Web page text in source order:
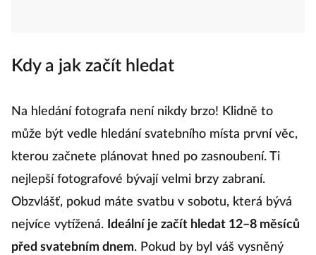
Kdy a jak začít hledat
Na hledání fotografa není nikdy brzo! Klidně to
může být vedle hledání svatebního místa první věc,
kterou začnete plánovat hned po zasnoubení. Ti
nejlepší fotografové bývají velmi brzy zabraní.
Obzvlášť, pokud máte svatbu v sobotu, která bývá
nejvíce vytížená. Ideální je začít hledat 12–8 měsíců
před svatebním dnem. Pokud by byl váš vysněný